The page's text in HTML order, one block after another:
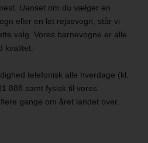
Uanset om du vælger en
eller en let rejsevogn, står vi
valg. Vores barnevogne er alle
kvalitet.
telefonisk alle hverdage (kl.
888 samt fysisk til vores
gange om året landet over.